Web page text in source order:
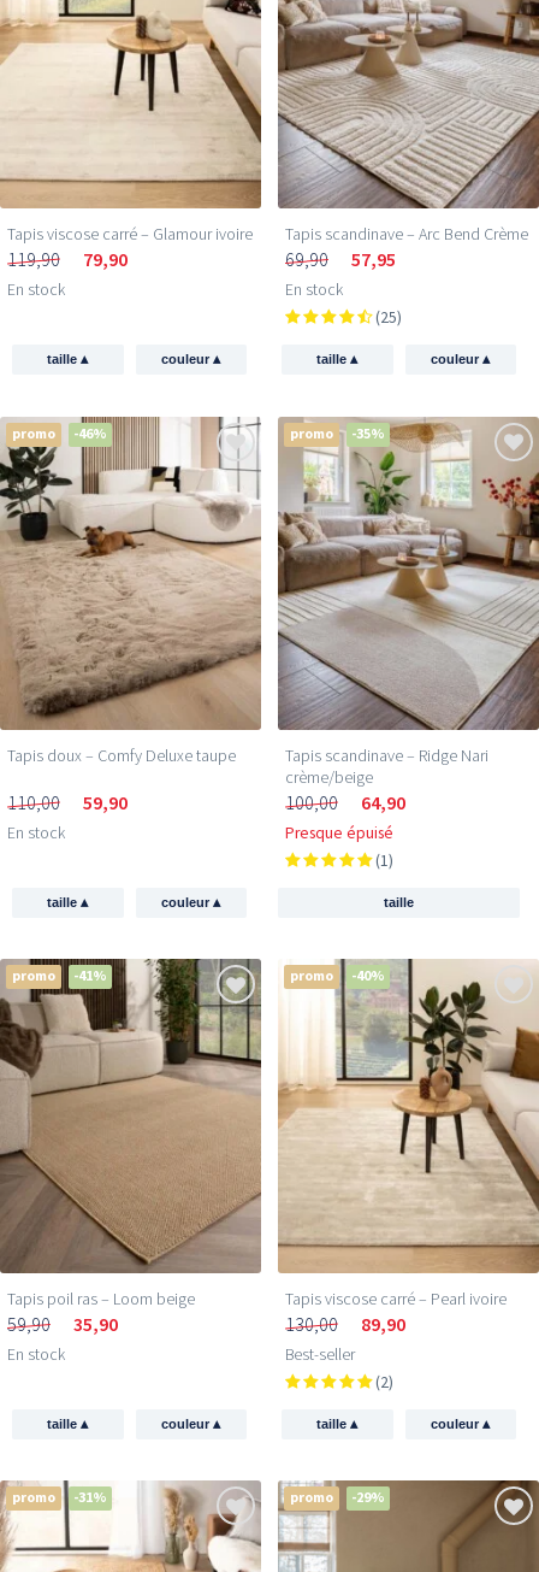
Tapis viscose carré – Glamour ivoire
119,90 79,90
En stock
taille▴ couleur▴
Tapis scandinave – Arc Bend Crème
69,90 57,95
En stock
(25)
taille▴ couleur▴
promo -46%
Tapis doux – Comfy Deluxe taupe
110,00 59,90
En stock
taille▴ couleur▴
promo -35%
Tapis scandinave – Ridge Nari
crème/beige
100,00 64,90
Presque épuisé
(1)
taille
promo -41%
Tapis poil ras​ – Loom beige
59,90 35,90
En stock
taille▴ couleur▴
promo -40%
Tapis viscose carré – Pearl ivoire
130,00 89,90
Best-seller
(2)
taille▴ couleur▴
promo -31% promo -29%